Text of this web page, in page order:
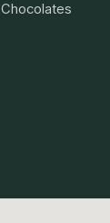
Chocolates